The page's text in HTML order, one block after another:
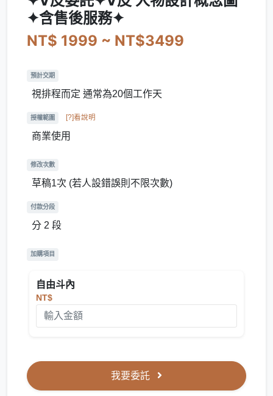
✦含售後服務✦
NT$ 1999 ~ NT$3499
預計交期
視排程而定 通常為20個工作天
授權範圍 [?]看說明
商業使用
修改次數
草稿1次 (若人設錯誤則不限次數)
付款分段
分 2 段
加購項目
自由斗內
NT$
我要委託